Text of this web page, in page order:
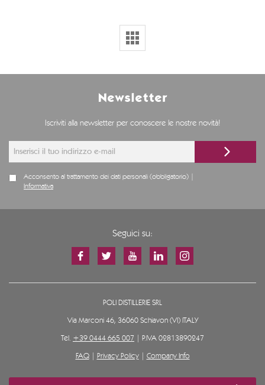
Newsletter
Iscriviti alla newsletter per conoscere le nostre novità!
Acconsento al trattamento dei dati personali (obbligatorio) |
Informativa
Seguici su:
POLI DISTILLERIE SRL
Via Marconi 46, 36060 Schiavon (VI) ITALY
Tel. +39 0444 665 007 | P.IVA 02813890247
FAQ| Privacy Policy| Company Info